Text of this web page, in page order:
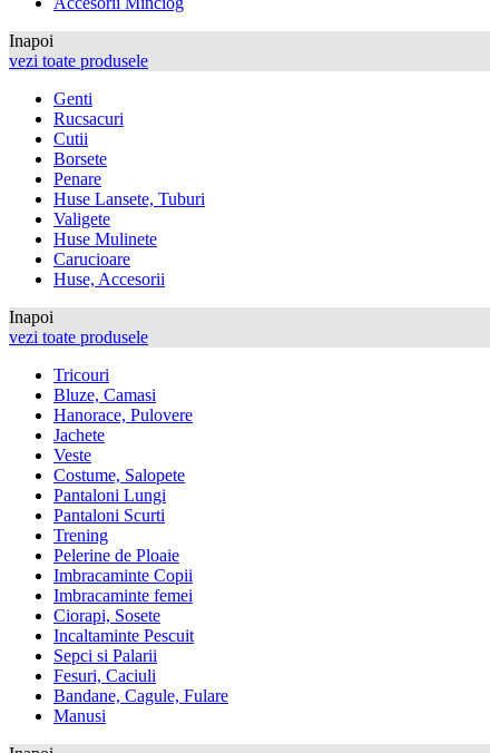
Inapoi
vezi toate produsele
Genti
Rucsacuri
Cutii
Borsete
Penare
Huse Lansete, Tuburi
Valigete
Huse Mulinete
Carucioare
Huse, Accesorii
Inapoi
vezi toate produsele
Tricouri
Bluze, Camasi
Hanorace, Pulovere
Jachete
Veste
Costume, Salopete
Pantaloni Lungi
Pantaloni Scurti
Trening
Pelerine de Ploaie
Imbracaminte Copii
Imbracaminte femei
Ciorapi, Sosete
Incaltaminte Pescuit
Sepci si Palarii
Fesuri, Caciuli
Bandane, Cagule, Fulare
Manusi